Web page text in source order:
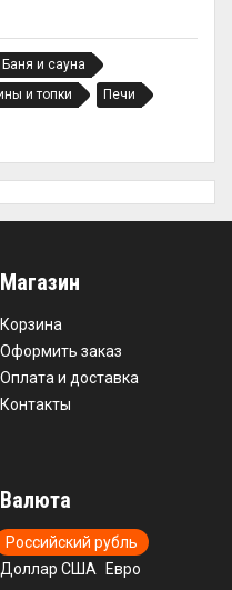
Баня и сауна
и топки
Печи
Магазин
Корзина
Оформить заказ
Оплата и доставка
Контакты
Валюта
Российский рубль
Доллар США
Евро